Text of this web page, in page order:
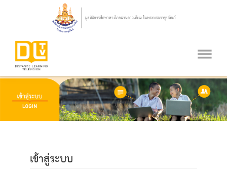
เข้าสู่ระบบ